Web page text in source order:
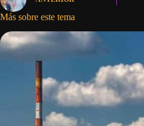
Más sobre este tema